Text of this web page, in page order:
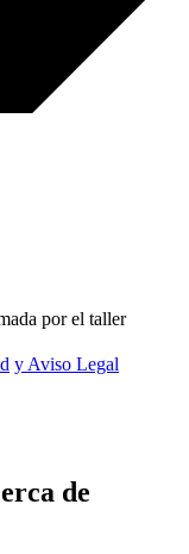
por el taller
y Aviso Legal
de